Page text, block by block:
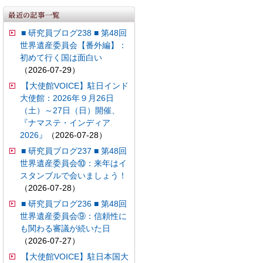
■ 研究員ブログ238 ■ 第48回
世界遺産委員会【番外編】：
初めて行く国は面白い
（2026-07-29）
【大使館VOICE】駐日インド
大使館：2026年９月26日
（土）～27日（日）開催、
『ナマステ・インディア
2026』
（2026-07-28）
■ 研究員ブログ237 ■ 第48回
世界遺産委員会⑩：来年はイ
スタンブルで会いましょう！
（2026-07-28）
■ 研究員ブログ236 ■ 第48回
世界遺産委員会⑨：信頼性に
も関わる審議が続いた日
（2026-07-27）
【大使館VOICE】駐日本国大